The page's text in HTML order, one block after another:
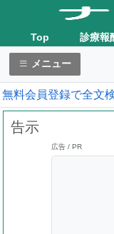
Top 診療報
メニュー
無料会員登録で全文
告示
広告 / PR